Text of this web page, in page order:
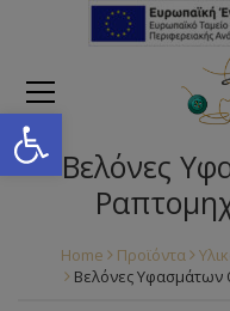
Open toolbar
Βελόνες
Home Προϊόντα
Βελόνες Υφασμάτων